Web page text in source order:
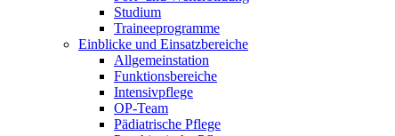
Studium
Traineeprogramme
Einblicke und Einsatzbereiche
Allgemeinstation
Funktionsbereiche
Intensivpflege
OP-Team
Pädiatrische Pflege